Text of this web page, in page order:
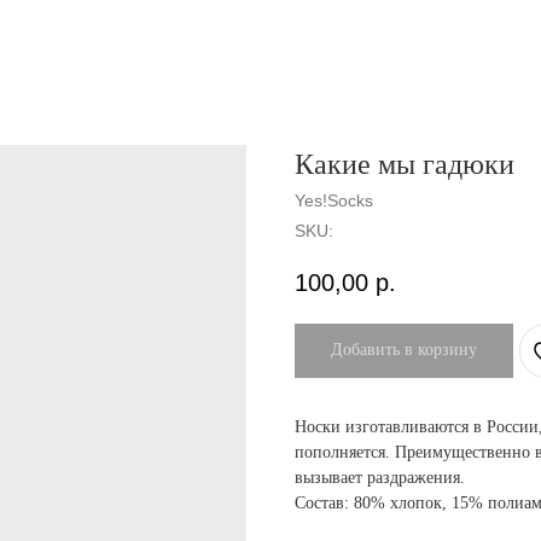
Какие мы гадюки
Yes!Socks
SKU:
100,00 р.
Добавить в корзину
Носки изготавливаются в
пополняется. Преимущественно
вызывает раздражения.
Состав: 80% хлопок, 15%